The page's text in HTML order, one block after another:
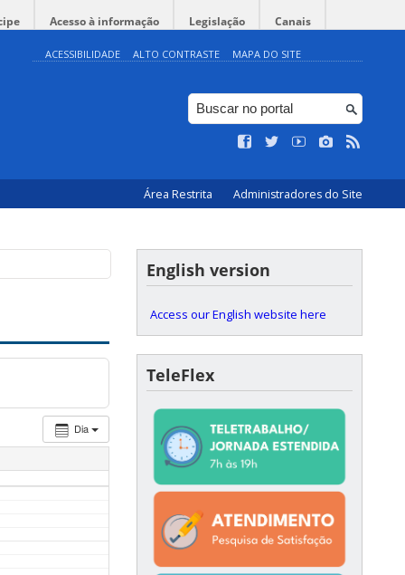
Acesso à informação Legislação Canais
ACESSIBILIDADE ALTO CONTRASTE MAPA DO SITE
Área Restrita Administradores do Site
Dia
English version
Access our English website here
TeleFlex